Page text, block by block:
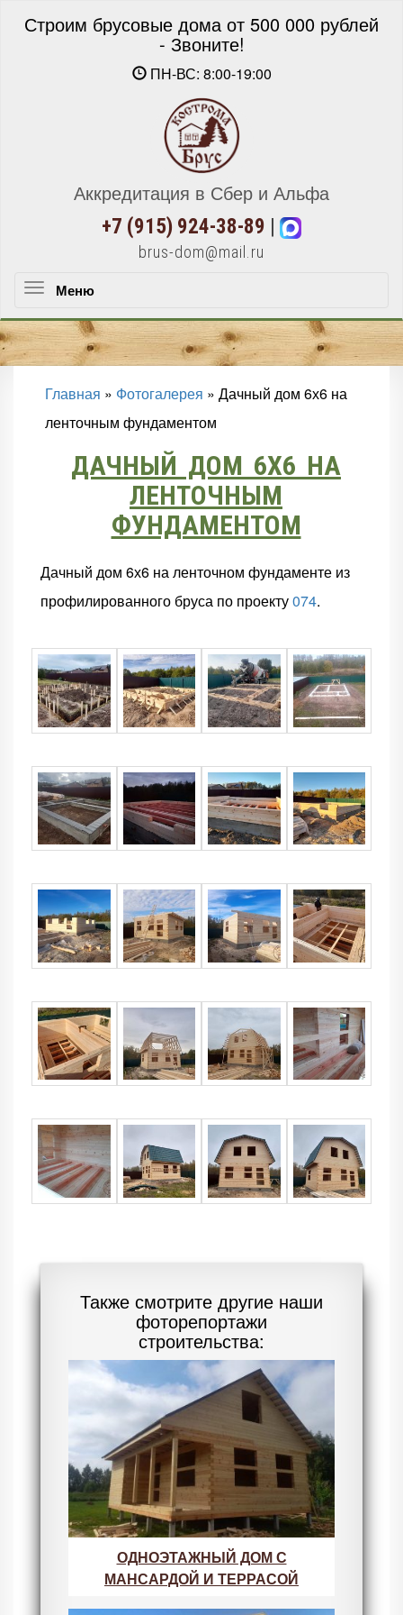
Строим брусовые дома от 500 000 рублей
- Звоните!
ПН-ВС: 8:00-19:00
Аккредитация в Сбер и Альфа
+7 (915) 924-38-89
brus-dom@mail.ru
Меню
Главная » Фотогалерея » Дачный дом 6х6 на
ленточным фундаментом
ДАЧНЫЙ ДОМ 6Х6 НА
ЛЕНТОЧНЫМ
ФУНДАМЕНТОМ
Дачный дом 6х6 на ленточном фундаменте из
профилированного бруса по проекту074.
Также смотрите другие наши
фоторепортажи
строительства:
ОДНОЭТАЖНЫЙ ДОМ С
МАНСАРДОЙ И ТЕРРАСОЙ